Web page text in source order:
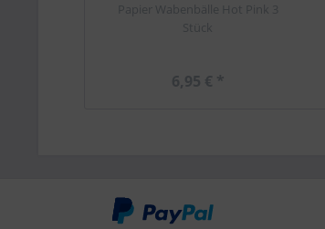
Papier Wabenbälle Hot Pink 3
6,95 € *